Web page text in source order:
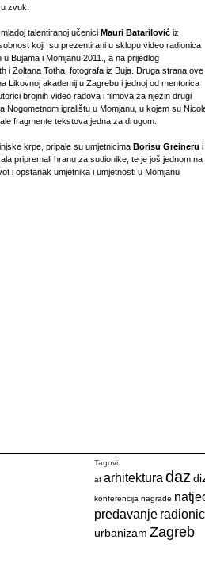
zvuk.
talentiranoj učenici Mauri Batarilović iz
koji su prezentirani u sklopu video radionica
Bujama i Momjanu 2011., a na prijedlog
i Zoltana Totha, fotografa iz Buja. Druga strana ove
Likovnoj akademij u Zagrebu i jednoj od mentorica
brojnih video radova i filmova za njezin drugi
Nogometnom igralištu u Momjanu, u kojem su
fragmente tekstova jedna za drugom.
krpe, pripale su umjetnicima Borisu Greineru i
pripremali hranu za sudionike, te je još jednom na
i opstanak umjetnika i umjetnosti u Momjanu
Tagovi:
af arhitektura daz
konferencija nagrade
predavanje
urbanizam Zagreb